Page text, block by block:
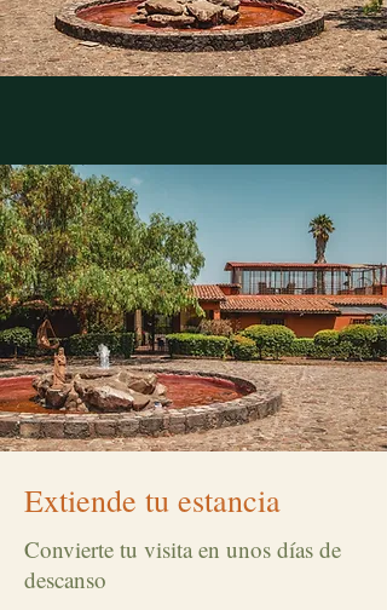
Extiende tu estancia
Convierte tu visita en unos días de
descanso